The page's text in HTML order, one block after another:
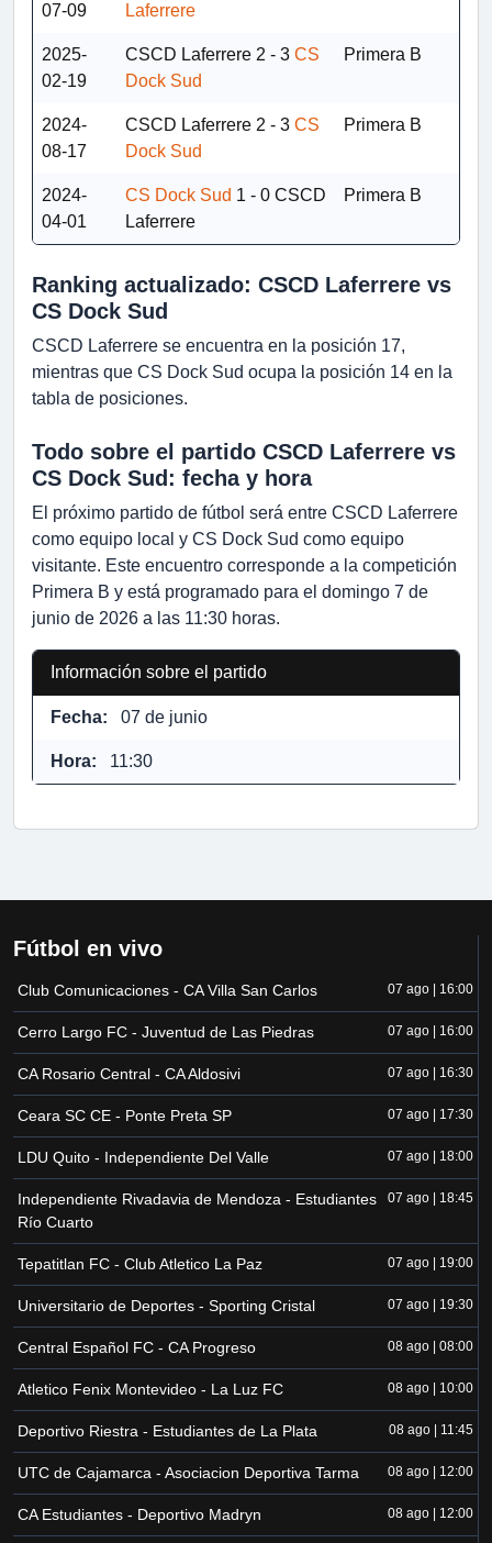
07-09
Laferrere
2025-
02-19
CSCD Laferrere 2 - 3 CS
Dock Sud
Primera B
2024-
08-17
CSCD Laferrere 2 - 3 CS
Dock Sud
Primera B
2024-
04-01
CS Dock Sud 1 - 0 CSCD
Laferrere
Primera B
Ranking actualizado: CSCD Laferrere vs
CS Dock Sud
CSCD Laferrere se encuentra en la posición 17,
mientras que CS Dock Sud ocupa la posición 14 en la
tabla de posiciones.
Todo sobre el partido CSCD Laferrere vs
CS Dock Sud: fecha y hora
El próximo partido de fútbol será entre CSCD Laferrere
como equipo local y CS Dock Sud como equipo
visitante. Este encuentro corresponde a la competición
Primera B y está programado para el domingo 7 de
junio de 2026 a las 11:30 horas.
Información sobre el partido
Fecha: 07 de junio
Hora: 11:30
Fútbol en vivo
Club Comunicaciones - CA Villa San Carlos 07 ago | 16:00
Cerro Largo FC - Juventud de Las Piedras 07 ago | 16:00
CA Rosario Central - CA Aldosivi 07 ago | 16:30
Ceara SC CE - Ponte Preta SP 07 ago | 17:30
LDU Quito - Independiente Del Valle 07 ago | 18:00
Independiente Rivadavia de Mendoza - Estudiantes
Río Cuarto
07 ago | 18:45
Tepatitlan FC - Club Atletico La Paz 07 ago | 19:00
Universitario de Deportes - Sporting Cristal 07 ago | 19:30
Central Español FC - CA Progreso 08 ago | 08:00
Atletico Fenix Montevideo - La Luz FC 08 ago | 10:00
Deportivo Riestra - Estudiantes de La Plata 08 ago | 11:45
UTC de Cajamarca - Asociacion Deportiva Tarma 08 ago | 12:00
CA Estudiantes - Deportivo Madryn 08 ago | 12:00